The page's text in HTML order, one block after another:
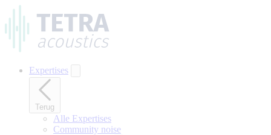
Naar
hoofdinhoud
gaan
Expertises
Terug
Alle Expertises
Community noise